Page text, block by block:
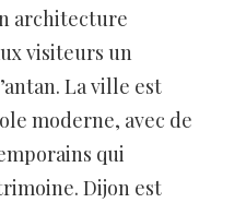
architecture
visiteurs un
La ville est
moderne, avec de
qui
Dijon est